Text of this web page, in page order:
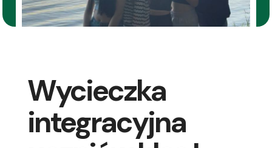
Wycieczka
integracyjna